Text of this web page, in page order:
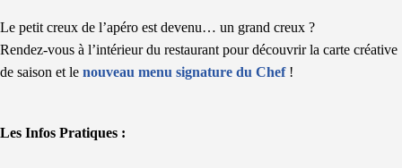
Le petit creux de l’apéro est devenu… un grand creux ?
Rendez-vous à l’intérieur du restaurant pour découvrir la carte créative
de saison et le nouveau menu signature du Chef!
Les Infos Pratiques :